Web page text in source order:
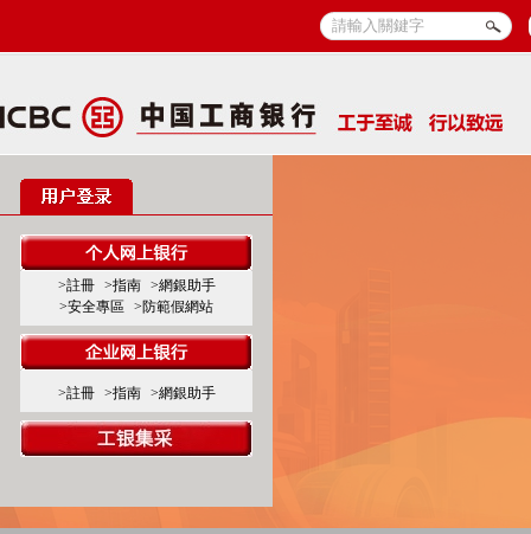
>註冊 >指南
>網銀助手
>安全專區
>防範假網站
>註冊 >指南 >網銀助手